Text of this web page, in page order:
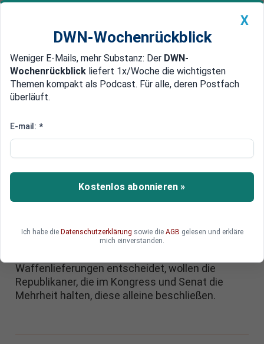
Newsticker MEIN DWN: Geldanlage Premium
Edelmetalle DWN-Magazin China
Auch ohne Obama
USA: Republikaner wollen
Waffenlieferungen an Kiew
durchsetzen
Sollten Merkel und Hollande in Moskau scheitern,
beliefern, heißt es aus EU-Diplomatenkreisen.
Obama prüfe derzeit alle Optionen. Doch auch
Waffenlieferungen entscheidet, wollen die
Republikaner, die im Kongress und Senat die
Mehrheit halten, diese alleine beschließen.
X
DWN-Wochenrückblick
Weniger E-Mails, mehr Substanz: Der DWN-
Wochenrückblick liefert 1x/Woche die wichtigsten
Themen kompakt als Podcast. Für alle, deren Postfach
überläuft.
E-mail: *
Kostenlos abonnieren »
Ich habe die Datenschutzerklärung sowie die AGB gelesen und erkläre
mich einverstanden.